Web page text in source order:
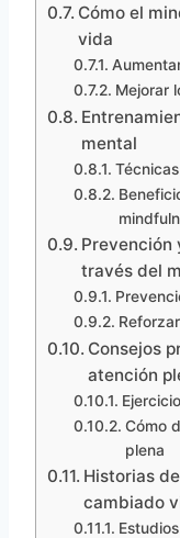
Cómo el
vida
Mejorar
mental
Prevención
través del
Consejos
atención
Cómo
plena
Historias
cambiado